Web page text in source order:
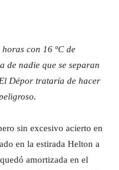
con 16 ºC de
de nadie que se separan
Dépor trataría de hacer
sin excesivo acierto en
en la estirada Helton a
amortizada en el